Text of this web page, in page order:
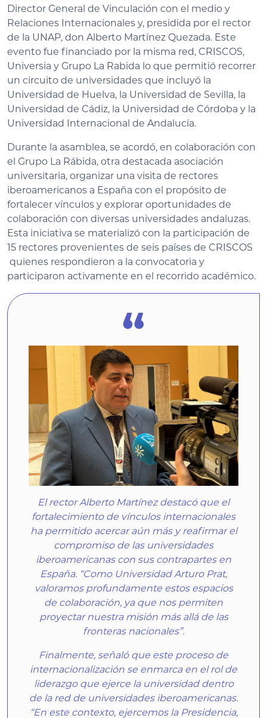
Director General de Vinculación con el medio y
Relaciones Internacionales y, presidida por el rector
de la UNAP, don Alberto Martínez Quezada. Este
evento fue financiado por la misma red, CRISCOS,
Universia y Grupo La Rabida lo que permitió recorrer
un circuito de universidades que incluyó la
Universidad de Huelva, la Universidad de Sevilla, la
Universidad de Cádiz, la Universidad de Córdoba y la
Universidad Internacional de Andalucía.
Durante la asamblea, se acordó, en colaboración con
el Grupo La Rábida, otra destacada asociación
universitaria, organizar una visita de rectores
iberoamericanos a España con el propósito de
fortalecer vínculos y explorar oportunidades de
colaboración con diversas universidades andaluzas.
Esta iniciativa se materializó con la participación de
15 rectores provenientes de seis países de CRISCOS
quienes respondieron a la convocatoria y
participaron activamente en el recorrido académico.
El rector Alberto Martínez destacó que el
fortalecimiento de vínculos internacionales
ha permitido acercar aún más y reafirmar el
compromiso de las universidades
iberoamericanas con sus contrapartes en
España. “Como Universidad Arturo Prat,
valoramos profundamente estos espacios
de colaboración, ya que nos permiten
proyectar nuestra misión más allá de las
fronteras nacionales”.
Finalmente, señaló que este proceso de
internacionalización se enmarca en el rol de
liderazgo que ejerce la universidad dentro
de la red de universidades iberoamericanas.
“En este contexto, ejercemos la Presidencia,